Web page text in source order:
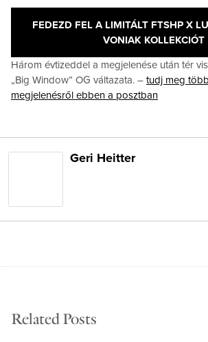
FEDEZD FEL A LIMITÁLT FTSHP X
VONIAK KOLLEKCIÓT
Három évtizeddel a megjelenése után tér
„Big Window” OG váltazata. – tudj meg
megjelenésről ebben a posztban
Geri Heitter
Related Posts